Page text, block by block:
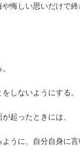
悔しい思いだけで
しないようにする。
起ったときには、
うに、自分自身に言